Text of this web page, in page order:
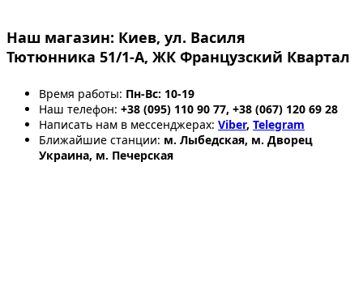
Наш магазин: Киев, ул. Василя
Тютюнника 51/1-А, ЖК Французский Квартал
Время работы: Пн-Вс: 10-19
Наш телефон: +38 (095) 110 90 77, +38 (067) 120 69 28
Написать нам в мессенджерах: Viber, Telegram
Ближайшие станции: м. Лыбедская, м. Дворец
Украина, м. Печерская